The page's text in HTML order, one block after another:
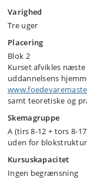
Varighed
Tre uger
Placering
Blok 2
Kurset afvikles næste
uddannelsens
samt teoretiske og
Skemagruppe
A (tirs 8-12 + tors 8-
uden for blokstruktur
Kursuskapacitet
Ingen begrænsning